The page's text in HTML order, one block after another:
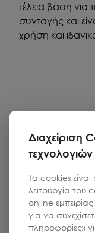
τέλεια βάση για
συνταγής και
χρήση και
Διαχείριση
τεχνολογιών
Τα cookies
λειτουργία του
online
για να
πληροφορίες»